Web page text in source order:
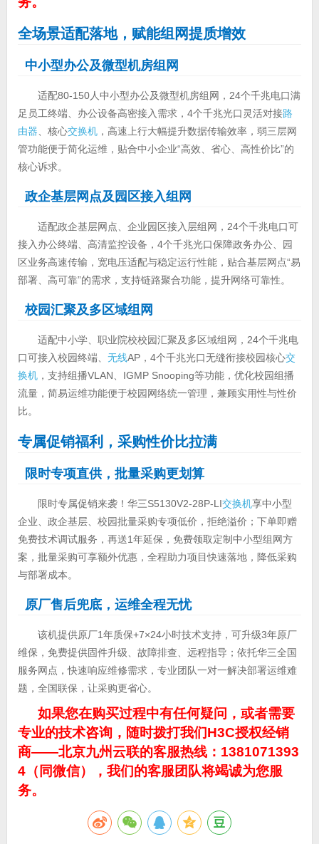
全场景适配落地，赋能组网提质增效
中小型办公及微型机房组网
适配80-150人中小型办公及微型机房组网，24个千兆电口满
足员工终端、办公设备高密接入需求，4个千兆光口灵活对接路
由器 、核心交换机，高速上行大幅提升数据传输效率，弱三层网
管功能便于简化运维，贴合中小企业“高效、省心、高性价比”的
核心诉求。
政企基层网点及园区接入组网
适配政企基层网点、企业园区接入层组网，24个千兆电口可
接入办公终端、高清监控设备，4个千兆光口保障政务办公、园
区业务高速传输，宽电压适配与稳定运行性能，贴合基层网点“易
部署、高可靠”的需求，支持链路聚合功能，提升网络可靠性。
校园汇聚及多区域组网
适配中小学、职业院校校园汇聚及多区域组网，24个千兆电
口可接入校园终端、 无线AP，4个千兆光口无缝衔接校园核心交
换机，支持组播VLAN、IGMP Snooping等功能，优化校园组播
流量，简易运维功能便于校园网络统一管理，兼顾实用性与性价
比。
专属促销福利，采购性价比拉满
限时专项直供，批量采购更划算
限时专属促销来袭！华三S5130V2-28P-LI交换机享中小型
企业、政企基层、校园批量采购专项低价，拒绝溢价；下单即赠
免费技术调试服务，再送1年延保，免费领取定制中小型组网方
案，批量采购可享额外优惠，全程助力项目快速落地，降低采购
与部署成本。
原厂售后兜底，运维全程无忧
该机提供原厂1年质保+7×24小时技术支持，可升级3年原厂
维保，免费提供固件升级、故障排查、远程指导；依托华三全国
服务网点，快速响应维修需求，专业团队一对一解决部署运维难
题，全国联保，让采购更省心。
如果您在购买过程中有任何疑问，或者需要
专业的技术咨询，随时拨打我们H3C授权经销
商——北京九州云联的客服热线：1381071393
4（同微信），我们的客服团队将竭诚为您服
务。